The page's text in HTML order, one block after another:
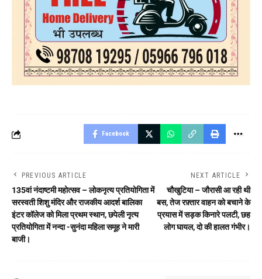
Facebook
PREVIOUS ARTICLE
135वां नंदाष्टमी महोत्सव – लोकनृत्य प्रतियोगिता में
सरस्वती शिशु मंदिर और राजकीय आदर्श बालिका
इंटर कॉलेज को मिला प्रथम स्थान, छपेली नृत्य
प्रतियोगिता में नन्दा -सुनंदा महिला समूह ने मारी
बाजी।
NEXT ARTICLE
चौखुटिया – जौरासी आ रही थी
बस, तेज रफ़्तार वाहन को बचाने के
प्रयास में सड़क किनारे पलटी, छह
लोग घायल, दो की हालत गंभीर।